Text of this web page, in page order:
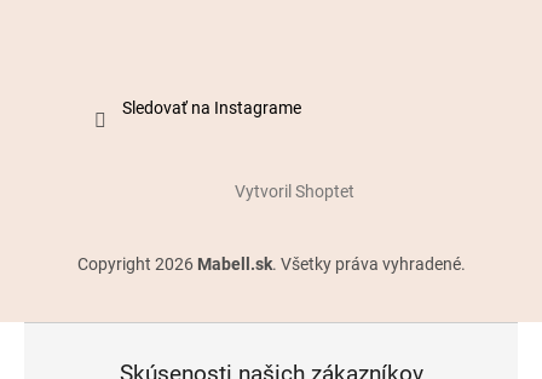
Sledovať na Instagrame
Vytvoril Shoptet
Copyright 2026 Mabell.sk. Všetky práva vyhradené.
Skúsenosti našich zákazníkov